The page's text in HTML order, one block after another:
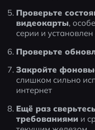
Проверьте
видеокарты,
серии и
Проверьте
Закройте
слишком сильно
интернет
Ещё раз
требованиями и